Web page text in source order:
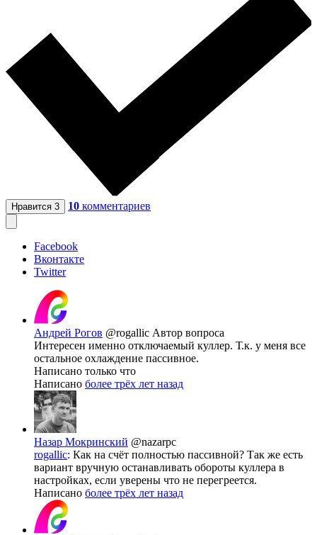
Нравится 3 10 комментариев
Facebook
Вконтакте
Twitter
Андрей Рогов @rogallic Автор вопроса
Интересен именно отключаемый куллер. Т.к. у меня все
остальное охлаждение пассивное.
Написано только что
Написано более трёх лет назад
Назар Мокринский @nazarpc
rogallic: Как на счёт полностью пассивной? Так же есть
вариант вручную останавливать обороты куллера в
настройках, если уверены что не перегреется.
Написано более трёх лет назад